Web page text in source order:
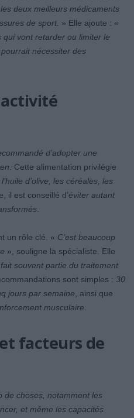
deux meilleurs médicaments
de sport. » Elle ajoute : «
vont retarder ou limiter le
nécessiter des
d’adopter une
. Cette alimentation privilégie
d’olive, les céréales, les
il est conseillé d’éviter autant
un rôle clé. « C’est beaucoup
», souligne la spécialiste. Elle
souvent partie du traitement
sont simples : 30
jours par semaine , ainsi que
musculaire
facteurs de
de choses, notamment les
et même les capacités